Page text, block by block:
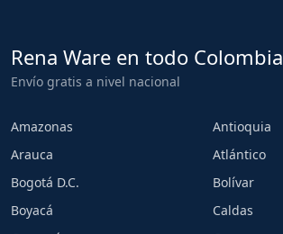
Rena Ware en todo Colombia
Envío gratis a nivel nacional
Amazonas
Antioquia
Arauca
Atlántico
Bogotá D.C.
Bolívar
Boyacá
Caldas